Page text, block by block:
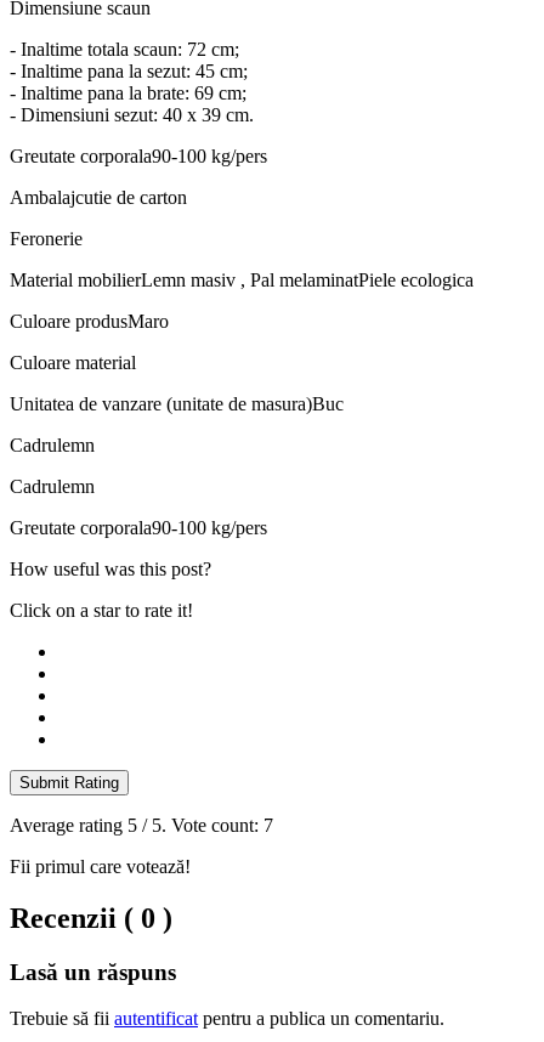
Dimensiune scaun
- Inaltime totala scaun: 72 cm;
- Inaltime pana la sezut: 45 cm;
- Inaltime pana la brate: 69 cm;
- Dimensiuni sezut: 40 x 39 cm.
Greutate corporala90-100 kg/pers
Ambalajcutie de carton
Feronerie
Material mobilierLemn masiv , Pal melaminatPiele ecologica
Culoare produsMaro
Culoare material
Unitatea de vanzare (unitate de masura)Buc
Cadrulemn
Cadrulemn
Greutate corporala90-100 kg/pers
How useful was this post?
Click on a star to rate it!
Submit Rating
Average rating 5 / 5. Vote count: 7
Fii primul care votează!
Recenzii ( 0 )
Lasă un răspuns
Trebuie să fii autentificat pentru a publica un comentariu.